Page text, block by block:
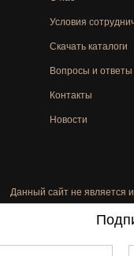
Условия
Скачать каталоги
Вопросы и ответы
Контакты
Новости
Данный сайт не является